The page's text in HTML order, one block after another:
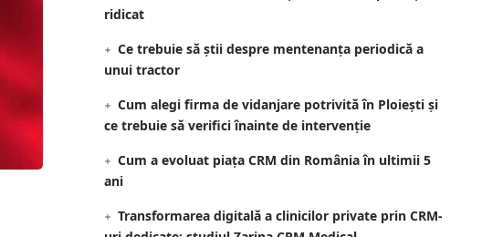
ridicat
Ce trebuie să știi despre mentenanța periodică a
unui tractor
Cum alegi firma de vidanjare potrivită în Ploiești și
ce trebuie să verifici înainte de intervenție
Cum a evoluat piața CRM din România în ultimii 5
ani
Transformarea digitală a clinicilor private prin CRM-